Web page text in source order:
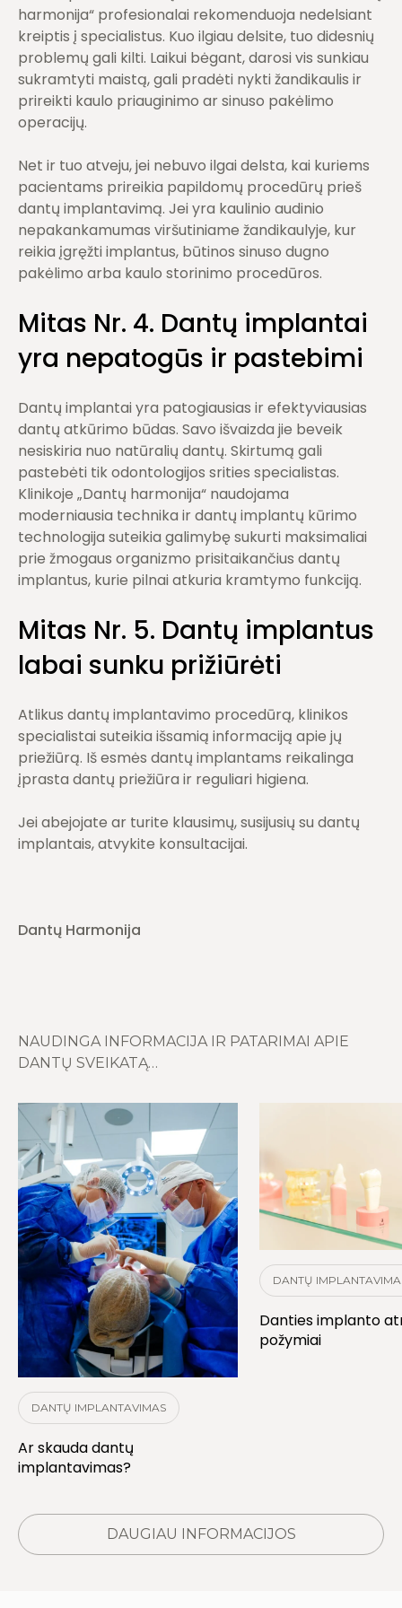
harmonija“ profesionalai rekomenduoja nedelsiant
kreiptis į specialistus. Kuo ilgiau delsite, tuo didesnių
problemų gali kilti. Laikui bėgant, darosi vis sunkiau
sukramtyti maistą, gali pradėti nykti žandikaulis ir
prireikti kaulo priauginimo ar sinuso pakėlimo
operacijų.
Net ir tuo atveju, jei nebuvo ilgai delsta, kai kuriems
pacientams prireikia papildomų procedūrų prieš
dantų implantavimą. Jei yra kaulinio audinio
nepakankamumas viršutiniame žandikaulyje, kur
reikia įgręžti implantus, būtinos sinuso dugno
pakėlimo arba kaulo storinimo procedūros.
Mitas Nr. 4. Dantų implantai
yra nepatogūs ir pastebimi
Dantų implantai yra patogiausias ir efektyviausias
dantų atkūrimo būdas. Savo išvaizda jie beveik
nesiskiria nuo natūralių dantų. Skirtumą gali
pastebėti tik odontologijos srities specialistas.
Klinikoje „Dantų harmonija“ naudojama
moderniausia technika ir dantų implantų kūrimo
technologija suteikia galimybę sukurti maksimaliai
prie žmogaus organizmo prisitaikančius dantų
implantus, kurie pilnai atkuria kramtymo funkciją.
Mitas Nr. 5. Dantų implantus
labai sunku prižiūrėti
Atlikus dantų implantavimo procedūrą, klinikos
specialistai suteikia išsamią informaciją apie jų
priežiūrą. Iš esmės dantų implantams reikalinga
įprasta dantų priežiūra ir reguliari higiena.
Jei abejojate ar turite klausimų, susijusių su dantų
implantais, atvykite konsultacijai.
Dantų Harmonija
NAUDINGA INFORMACIJA IR PATARIMAI APIE
DANTŲ SVEIKATĄ…
DANTŲ IMPLANTAVIMAS
Ar skauda dantų
implantavimas?
DANTŲ
Danties implanto
požymiai
DAUGIAU INFORMACIJOS